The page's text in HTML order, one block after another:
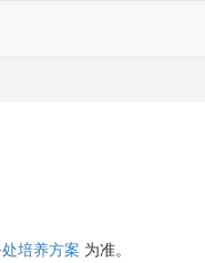
培养方案 为准。